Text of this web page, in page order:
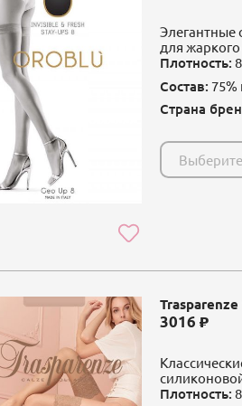
Элегантные
для жаркого
Плотность:
Состав: 75%
Страна
3016
Плотность: